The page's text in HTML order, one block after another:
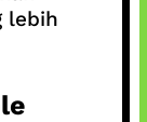
lebih